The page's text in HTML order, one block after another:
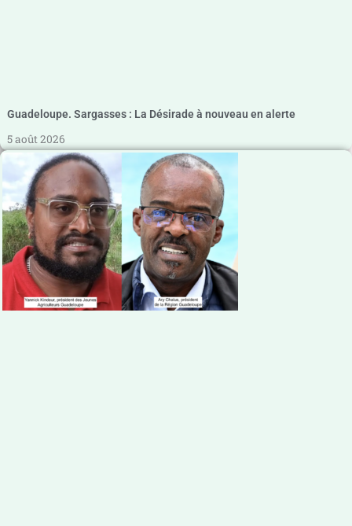
Guadeloupe. Sargasses : La Désirade à nouveau en alerte
5 août 2026